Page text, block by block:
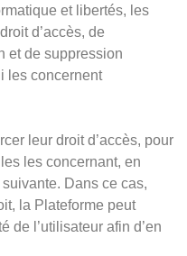
et libertés, les
d’accès, de
et de suppression
les concernent
leur droit d’accès, pour
les concernant, en
Dans ce cas,
la Plateforme peut
de l’utilisateur afin d’en